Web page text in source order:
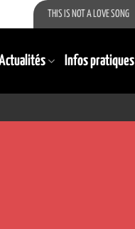
THIS IS NOT A LOVE SONG
Infos pratiques